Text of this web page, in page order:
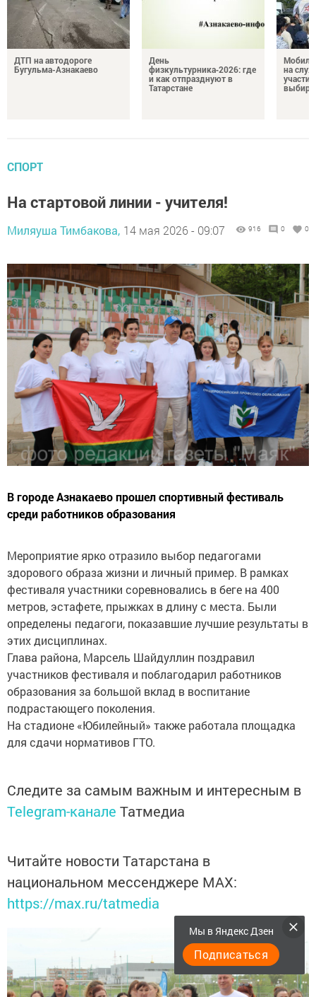
ДТП на автодороге
Бугульма-Азнакаево
День
физкультурника‑2026: где
и как отпразднуют в
Татарстане
на
СПОРТ
На стартовой линии - учителя!
Миляуша Тимбакова, 14 мая 2026 - 09:07 916 0 0
В городе Азнакаево прошел спортивный фестиваль
среди работников образования
Мероприятие ярко отразило выбор педагогами
здорового образа жизни и личный пример. В рамках
фестиваля участники соревновались в беге на 400
метров, эстафете, прыжках в длину с места. Были
определены педагоги, показавшие лучшие результаты в
этих дисциплинах.
Глава района, Марсель Шайдуллин поздравил
участников фестиваля и поблагодарил работников
образования за большой вклад в воспитание
подрастающего поколения.
На стадионе «Юбилейный» также работала площадка
для сдачи нормативов ГТО.
Следите за самым важным и интересным в
Telegram-канале Татмедиа
Читайте новости Татарстана в
национальном мессенджере MАХ:
https://max.ru/tatmedia
Мы в Яндекс Дзен
Подписаться